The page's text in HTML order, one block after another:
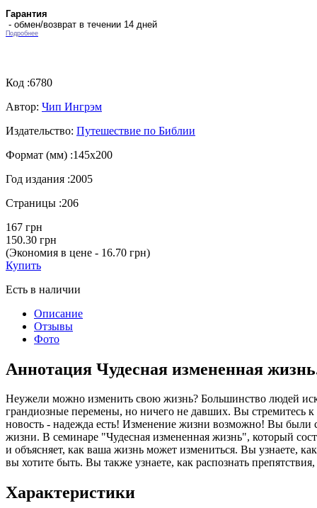
Гарантия
- обмен/возврат в течении 14 дней
Подробнее
Код :6780
Автор: Чип Ингрэм
Издательство: Путешествие по Библии
Формат (мм) :145х200
Год издания :2005
Страницы :206
167 грн
150.30 грн
(Экономия в цене - 16.70 грн)
Купить
Есть в наличии
Описание
Отзывы
Фото
Аннотация Чудесная измененная
Неужели можно изменить свою жизнь? Большинство людей
грандиозные перемены, но ничего не давших. Вы стремитесь
новость - надежда есть! Изменение жизни возможно! Вы были
жизни. В семинаре "Чудесная измененная жизнь", который
и объясняет, как ваша жизнь может измениться. Вы узнаете,
вы хотите быть. Вы также узнаете, как распознать
Характеристики